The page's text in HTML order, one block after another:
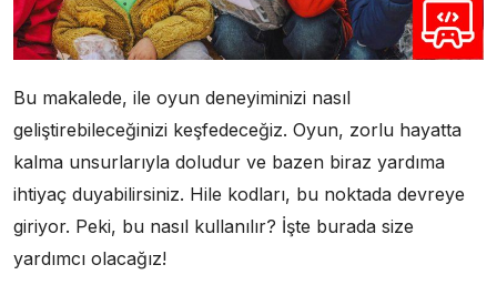
Bu makalede, ile oyun deneyiminizi nasıl
geliştirebileceğinizi keşfedeceğiz. Oyun, zorlu hayatta
kalma unsurlarıyla doludur ve bazen biraz yardıma
ihtiyaç duyabilirsiniz. Hile kodları, bu noktada devreye
giriyor. Peki, bu nasıl kullanılır? İşte burada size
yardımcı olacağız!